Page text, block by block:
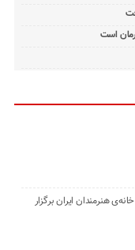
است
هنرمندان ایران برگزار